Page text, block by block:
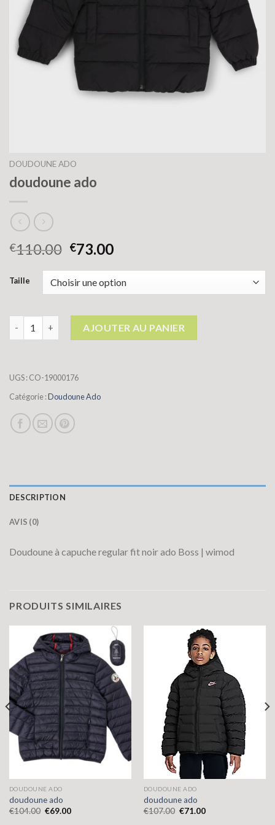
DOUDOUNE ADO
doudoune ado
€110.00 €73.00
Taille
AJOUTER AU PANIER
UGS :CO-19000176
Catégorie :Doudoune Ado
DESCRIPTION
AVIS (0)
Doudoune à capuche regular fit noir ado Boss | wimod
PRODUITS SIMILAIRES
DOUDOUNE ADO
doudoune ado
€104.00 €69.00
DOUDOUNE ADO
doudoune ado
€107.00 €71.00